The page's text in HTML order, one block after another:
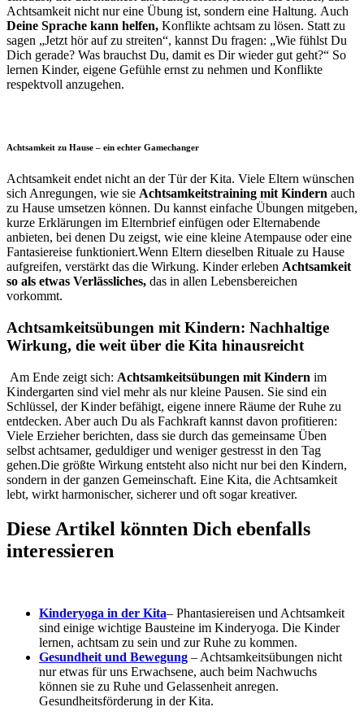
Achtsamkeit nicht nur eine Übung ist, sondern eine Haltung. Auch
Deine Sprache kann helfen, Konflikte achtsam zu lösen. Statt zu
sagen „Jetzt hör auf zu streiten“, kannst Du fragen: „Wie fühlst Du
Dich gerade? Was brauchst Du, damit es Dir wieder gut geht?“ So
lernen Kinder, eigene Gefühle ernst zu nehmen und Konflikte
respektvoll anzugehen.
Achtsamkeit zu Hause – ein echter Gamechanger
Achtsamkeit endet nicht an der Tür der Kita. Viele Eltern wünschen
sich Anregungen, wie sie Achtsamkeitstraining mit Kindern auch
zu Hause umsetzen können. Du kannst einfache Übungen mitgeben,
kurze Erklärungen im Elternbrief einfügen oder Elternabende
anbieten, bei denen Du zeigst, wie eine kleine Atempause oder eine
Fantasiereise funktioniert.Wenn Eltern dieselben Rituale zu Hause
aufgreifen, verstärkt das die Wirkung. Kinder erleben Achtsamkeit
so als etwas Verlässliches, das in allen Lebensbereichen
vorkommt.
Achtsamkeitsübungen mit Kindern: Nachhaltige
Wirkung, die weit über die Kita hinausreicht
Am Ende zeigt sich: Achtsamkeitsübungen mit Kindern im
Kindergarten sind viel mehr als nur kleine Pausen. Sie sind ein
Schlüssel, der Kinder befähigt, eigene innere Räume der Ruhe zu
entdecken. Aber auch Du als Fachkraft kannst davon profitieren:
Viele Erzieher berichten, dass sie durch das gemeinsame Üben
selbst achtsamer, geduldiger und weniger gestresst in den Tag
gehen.Die größte Wirkung entsteht also nicht nur bei den Kindern,
sondern in der ganzen Gemeinschaft. Eine Kita, die Achtsamkeit
lebt, wirkt harmonischer, sicherer und oft sogar kreativer.
Diese Artikel könnten Dich ebenfalls
interessieren
Kinderyoga in der Kita– Phantasiereisen und Achtsamkeit
sind einige wichtige Bausteine im Kinderyoga. Die Kinder
lernen, achtsam zu sein und zur Ruhe zu kommen.
Gesundheit und Bewegung – Achtsamkeitsübungen nicht
nur etwas für uns Erwachsene, auch beim Nachwuchs
können sie zu Ruhe und Gelassenheit anregen.
Gesundheitsförderung in der Kita.